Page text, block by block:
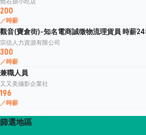
200
／時薪
觀音(寶倉街)-知名電商誠徵物流理貨員 時薪
宗信人力資源有限公司
300
／時薪
兼職人員
又又美攝影企業社
196
／時薪
篩選地區